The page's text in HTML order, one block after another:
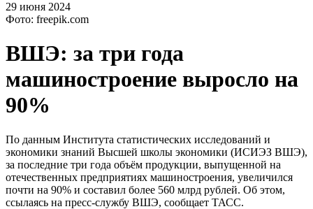
29 июня 2024
Фото: freepik.com
ВШЭ: за три года
машиностроение выросло на
90%
По данным Института статистических исследований и
экономики знаний Высшей школы экономики (ИСИЭЗ ВШЭ),
за последние три года объём продукции, выпущенной на
отечественных предприятиях машиностроения, увеличился
почти на 90% и составил более 560 млрд рублей. Об этом,
ссылаясь на пресс-службу ВШЭ, сообщает ТАСС.